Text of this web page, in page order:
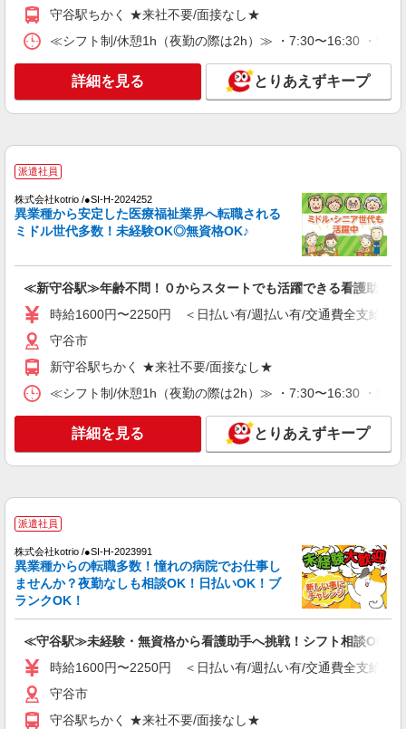
キープ 詳細を見る
株式会社トラストグロース 新宿本社 第1営業部
看護師・准看護師
キープ 詳細を見る
株式会社kotrio /●SI-H-2024383
＊週3〜OK/看護助手
キープ 詳細を見る
【看護助手】
幅は経験・能力による
茨城県守谷市 【最寄駅】新守谷駅
キープ 詳細を見る
派遣社員
株式会社kotrio /●SI-H-2101921
手募集♪未経験OK！
守谷駅ちかく ★来社不要/面接なし★
≪シフト制/休憩1h（夜勤の際は2h）≫ ・7:30〜16:30 ・
詳細を見る とりあえずキープ
派遣社員
株式会社kotrio /●SI-H-2024252
異業種から安定した医療福祉業界へ転職される
ミドル世代多数！未経験OK◎無資格OK♪
≪新守谷駅≫年齢不問！０からスタートでも活躍できる看護助手♪
時給1600円〜2250円 ＜日払い有/週払い有/交通費全支給(ガ
守谷市
新守谷駅ちかく ★来社不要/面接なし★
≪シフト制/休憩1h（夜勤の際は2h）≫ ・7:30〜16:30 ・
詳細を見る とりあえずキープ
派遣社員
株式会社kotrio /●SI-H-2023991
異業種からの転職多数！憧れの病院でお仕事し
ませんか？夜勤なしも相談OK！日払いOK！ブ
ランクOK！
≪守谷駅≫未経験・無資格から看護助手へ挑戦！シフト相談OK♪
時給1600円〜2250円 ＜日払い有/週払い有/交通費全支給(ガ
守谷市
守谷駅ちかく ★来社不要/面接なし★